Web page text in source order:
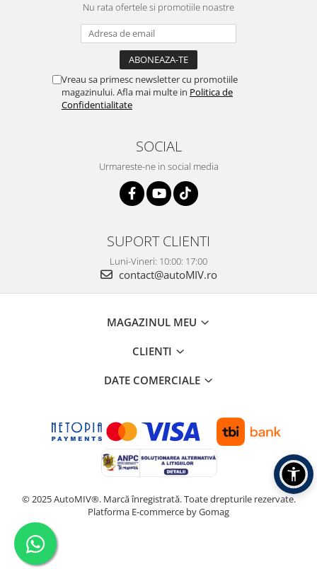
Nu rata ofertele si promotiile noastre
Vreau sa primesc newsletter cu promotiile
magazinului. Afla mai multe in Politica de
Confidentialitate
SOCIAL
Urmareste-ne in social media
SUPORT CLIENTI
Luni-Vineri: 10:00: 17:00
contact@autoMIV.ro
MAGAZINUL MEU
CLIENTI
DATE COMERCIALE
© 2025 AutoMIV®. Marcă înregistrată. Toate drepturile rezervate.
Platforma E-commerce by Gomag